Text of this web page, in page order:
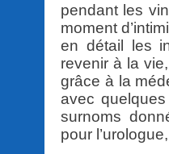
pendant les
moment
en détail les
revenir à la
grâce à la
avec
surnoms
pour